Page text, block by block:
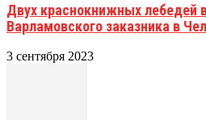
Двух краснокнижных лебедей
Варламовского заказника в
3 сентября 2023